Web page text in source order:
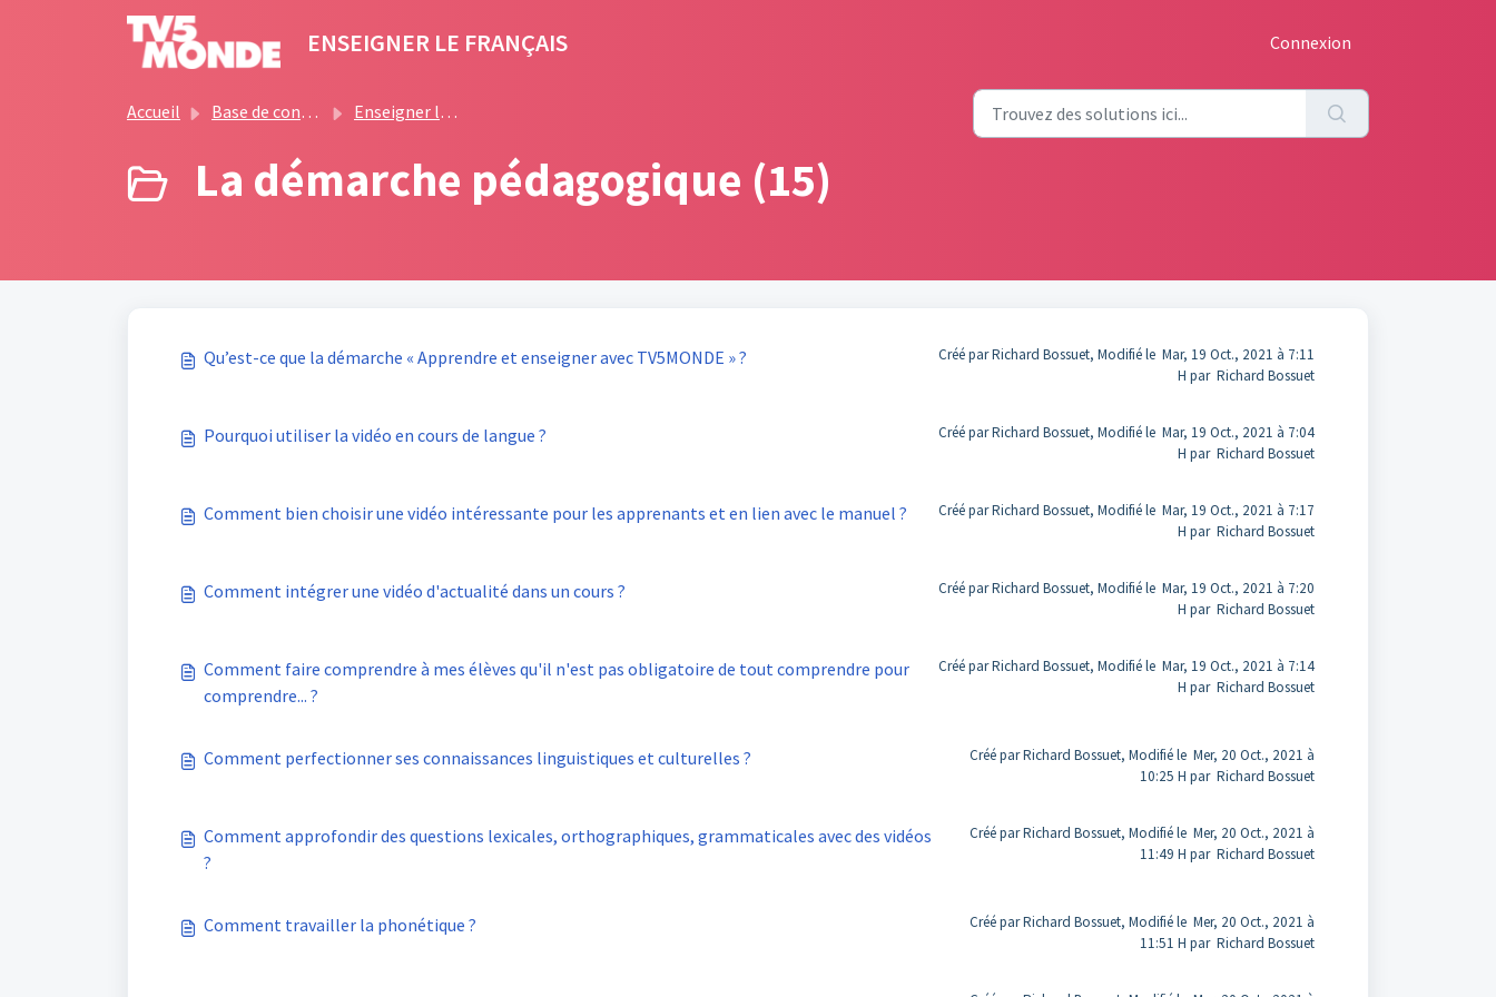
Passer au contenu principal
ENSEIGNER LE FRANÇAIS Connexion
Accueil Base de connaissances Enseigner le français avec TV5MONDE
La démarche pédagogique (15)
Qu’est-ce que la démarche « Apprendre et enseigner avec TV5MONDE » ?
Créé par Richard Bossuet, Modifié le Mar, 19 Oct., 2021 à 7:11
H par Richard Bossuet
Pourquoi utiliser la vidéo en cours de langue ?
Créé par Richard Bossuet, Modifié le Mar, 19 Oct., 2021 à 7:04
H par Richard Bossuet
Comment bien choisir une vidéo intéressante pour les apprenants et en lien avec le manuel ?
Créé par Richard Bossuet, Modifié le Mar, 19 Oct., 2021 à 7:17
H par Richard Bossuet
Comment intégrer une vidéo d'actualité dans un cours ?
Créé par Richard Bossuet, Modifié le Mar, 19 Oct., 2021 à 7:20
H par Richard Bossuet
Comment faire comprendre à mes élèves qu'il n'est pas obligatoire de tout comprendre pour
comprendre... ?
Créé par Richard Bossuet, Modifié le Mar, 19 Oct., 2021 à 7:14
H par Richard Bossuet
Comment perfectionner ses connaissances linguistiques et culturelles ?
Créé par Richard Bossuet, Modifié le Mer, 20 Oct., 2021 à
10:25 H par Richard Bossuet
Comment approfondir des questions lexicales, orthographiques, grammaticales avec des vidéos
?
Créé par Richard Bossuet, Modifié le Mer, 20 Oct., 2021 à
11:49 H par Richard Bossuet
Comment travailler la phonétique ?
Créé par Richard Bossuet, Modifié le Mer, 20 Oct., 2021 à
11:51 H par Richard Bossuet